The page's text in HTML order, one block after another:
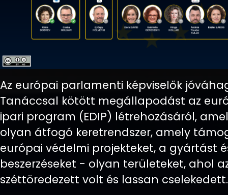
Az európai parlamenti képviselők
Tanáccsal kötött megállapodást az
ipari program (EDIP) létrehozásáról,
olyan átfogó keretrendszer, amely
európai védelmi projekteket, a gyártást
beszerzéseket - olyan területeket, ahol
széttöredezett volt és lassan cselekedett.